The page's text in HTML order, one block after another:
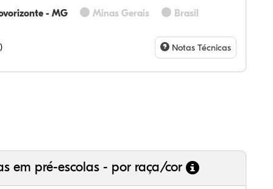
- MG Minas Gerais Brasil
Notas Técnicas
em pré-escolas - por raça/cor